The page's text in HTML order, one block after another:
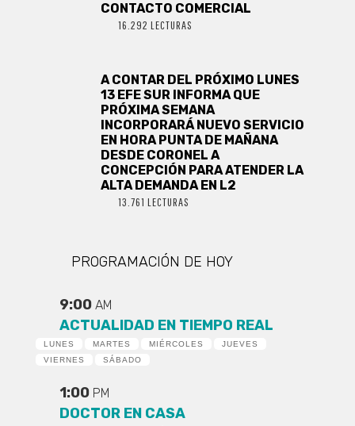
CONTACTO COMERCIAL
16.292 LECTURAS
A CONTAR DEL PRÓXIMO LUNES
13 EFE SUR INFORMA QUE
PRÓXIMA SEMANA
INCORPORARÁ NUEVO SERVICIO
EN HORA PUNTA DE MAÑANA
DESDE CORONEL A
CONCEPCIÓN PARA ATENDER LA
ALTA DEMANDA EN L2
13.761 LECTURAS
PROGRAMACIÓN DE HOY
9:00 AM
ACTUALIDAD EN TIEMPO REAL
LUNES MARTES MIÉRCOLES
JUEVES
VIERNES
SÁBADO
1:00 PM
DOCTOR EN CASA